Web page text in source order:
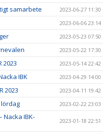
samarbete 2023-06-27 11:30
2023-06-06 23:14
2023-05-23 07:50
2023-05-22 17:30
2023 2023-05-14 22:42
IBK 2023-04-29 14:00
2023 2023-04-11 19:42
2023-02-22 23:03
Nacka IBK-
2023-01-18 22:51